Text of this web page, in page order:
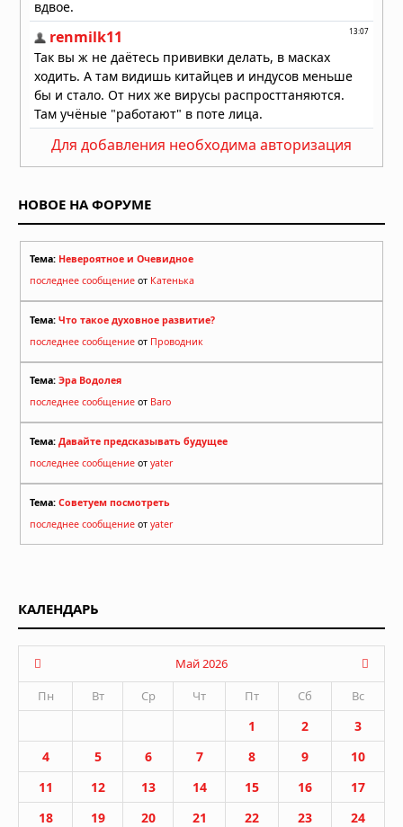
Для добавления необходима авторизация
НОВОЕ НА ФОРУМЕ
Тема: Невероятное и Очевидное
последнее сообщение от Катенька
Тема: Что такое духовное развитие?
последнее сообщение от Проводник
Тема: Эра Водолея
последнее сообщение от Baro
Тема: Давайте предсказывать будущее
последнее сообщение от yater
Тема: Советуем посмотреть
последнее сообщение от yater
КАЛЕНДАРЬ
Май 2026
Пн
Вт Ср Чт Пт Сб Вс
1 2
3
4
5 6 7 8 9
10
11
12 13 14 15 16
17
18
19 20 21 22 23
24